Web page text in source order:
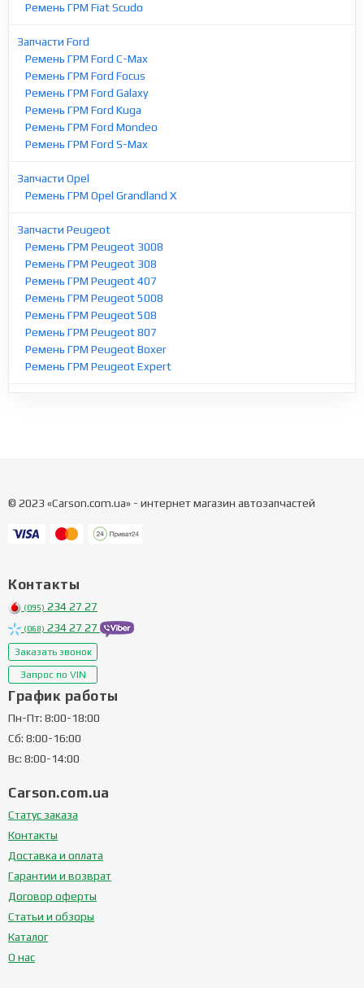
Ремень ГРМ Fiat Scudo
Запчасти Ford
Ремень ГРМ Ford C-Max
Ремень ГРМ Ford Focus
Ремень ГРМ Ford Galaxy
Ремень ГРМ Ford Kuga
Ремень ГРМ Ford Mondeo
Ремень ГРМ Ford S-Max
Запчасти Opel
Ремень ГРМ Opel Grandland X
Запчасти Peugeot
Ремень ГРМ Peugeot 3008
Ремень ГРМ Peugeot 308
Ремень ГРМ Peugeot 407
Ремень ГРМ Peugeot 5008
Ремень ГРМ Peugeot 508
Ремень ГРМ Peugeot 807
Ремень ГРМ Peugeot Boxer
Ремень ГРМ Peugeot Expert
© 2023 «Carson.com.ua» - интернет магазин автозапчастей
Контакты
(095) 234 27 27
(068) 234 27 27
Заказать звонок
Запрос по VIN
График работы
Пн-Пт: 8:00-18:00
Сб: 8:00-16:00
Вс: 8:00-14:00
Carson.com.ua
Статус заказа
Контакты
Доставка и оплата
Гарантии и возврат
Договор оферты
Статьи и обзоры
Каталог
О нас